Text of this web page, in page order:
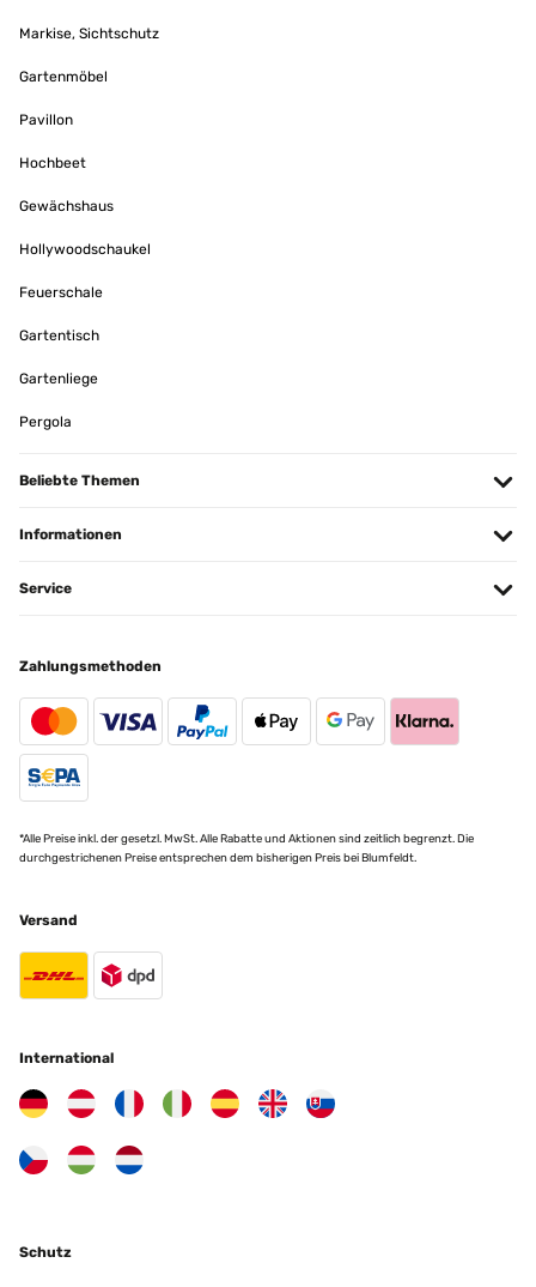
Markise, Sichtschutz
Gartenmöbel
Pavillon
Hochbeet
Gewächshaus
Hollywoodschaukel
Feuerschale
Gartentisch
Gartenliege
Pergola
Beliebte Themen
Informationen
Service
Zahlungsmethoden
*Alle Preise inkl. der gesetzl. MwSt. Alle Rabatte und Aktionen sind zeitlich begrenzt. Die
durchgestrichenen Preise entsprechen dem bisherigen Preis bei Blumfeldt.
Versand
International
Schutz